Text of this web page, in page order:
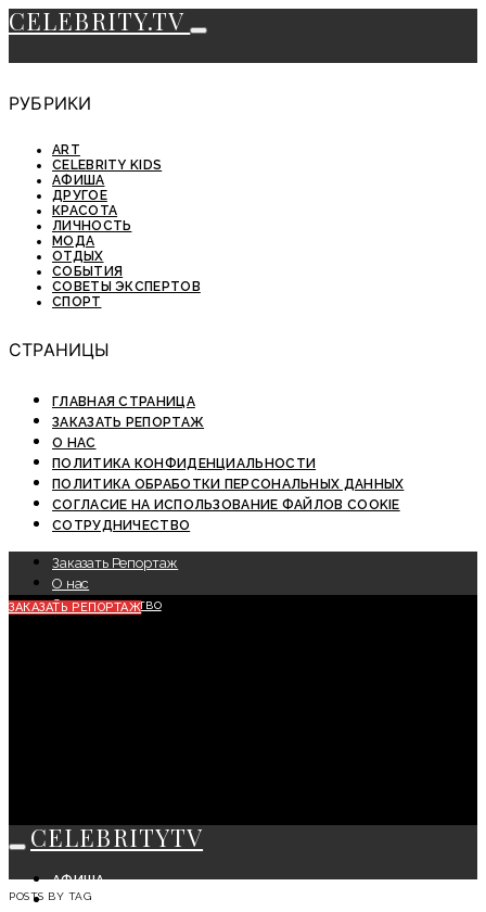
CELEBRITY.TV
РУБРИКИ
ART
CELEBRITY KIDS
АФИША
ДРУГОЕ
КРАСОТА
ЛИЧНОСТЬ
МОДА
ОТДЫХ
СОБЫТИЯ
СОВЕТЫ ЭКСПЕРТОВ
СПОРТ
СТРАНИЦЫ
ГЛАВНАЯ СТРАНИЦА
ЗАКАЗАТЬ РЕПОРТАЖ
О НАС
ПОЛИТИКА КОНФИДЕНЦИАЛЬНОСТИ
ПОЛИТИКА ОБРАБОТКИ ПЕРСОНАЛЬНЫХ ДАННЫХ
СОГЛАСИЕ НА ИСПОЛЬЗОВАНИЕ ФАЙЛОВ COOKIE
СОТРУДНИЧЕСТВО
Заказать Репортаж
О нас
Сотрудничество
ЗАКАЗАТЬ РЕПОРТАЖ
CELEBRITYTV
АФИША
СОБЫТИЯ
POSTS BY TAG